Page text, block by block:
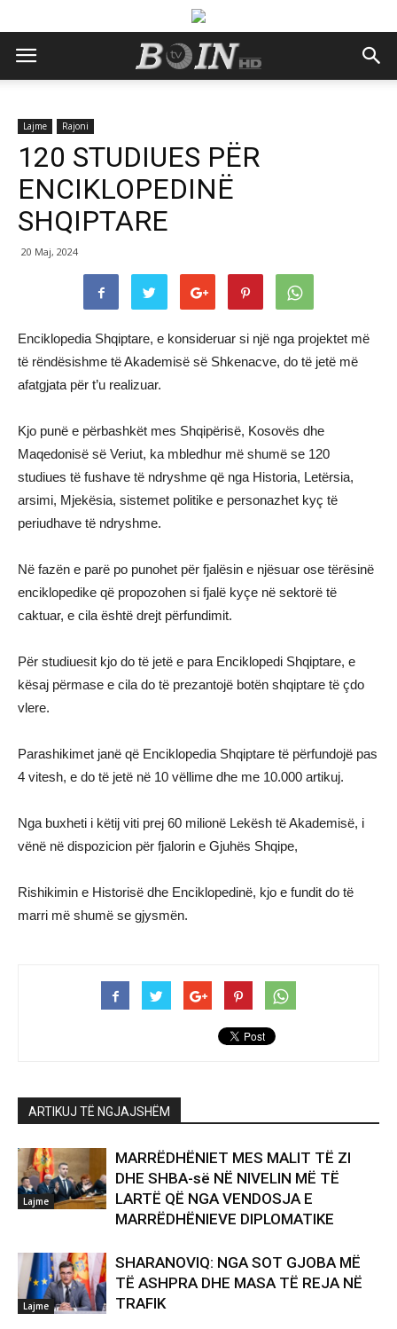
Lajme Rajoni
120 STUDIUES PËR
ENCIKLOPEDINË
SHQIPTARE
20 Maj, 2024
Enciklopedia Shqiptare, e konsideruar si një nga projektet më
të rëndësishme të Akademisë së Shkenacve, do të jetë më
afatgjata për t’u realizuar.
Kjo punë e përbashkët mes Shqipërisë, Kosovës dhe
Maqedonisë së Veriut, ka mbledhur më shumë se 120
studiues të fushave të ndryshme që nga Historia, Letërsia,
arsimi, Mjekësia, sistemet politike e personazhet kyç të
periudhave të ndryshme.
Në fazën e parë po punohet për fjalësin e njësuar ose tërësinë
enciklopedike që propozohen si fjalë kyçe në sektorë të
caktuar, e cila është drejt përfundimit.
Për studiuesit kjo do të jetë e para Enciklopedi Shqiptare, e
kësaj përmase e cila do të prezantojë botën shqiptare të çdo
vlere.
Parashikimet janë që Enciklopedia Shqiptare të përfundojë pas
4 vitesh, e do të jetë në 10 vëllime dhe me 10.000 artikuj.
Nga buxheti i këtij viti prej 60 milionë Lekësh të Akademisë, i
vënë në dispozicion për fjalorin e Gjuhës Shqipe,
Rishikimin e Historisë dhe Enciklopedinë, kjo e fundit do të
marri më shumë se gjysmën.
ARTIKUJ TË NGJAJSHËM
Lajme
MARRËDHËNIET MES MALIT TË ZI
DHE SHBA-së NË NIVELIN MË TË
LARTË QË NGA VENDOSJA E
MARRËDHËNIEVE DIPLOMATIKE
Lajme
SHARANOVIQ: NGA SOT GJOBA MË
TË ASHPRA DHE MASA TË REJA NË
TRAFIK